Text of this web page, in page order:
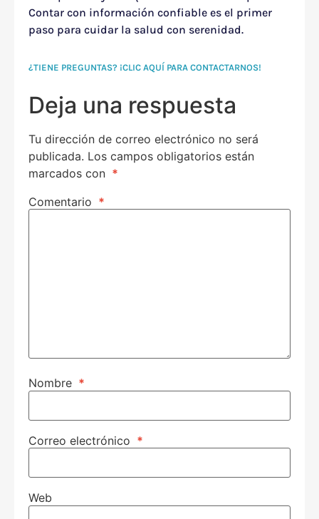
Contar con información confiable es el primer
paso para cuidar la salud con serenidad.
¿TIENE PREGUNTAS? ¡CLIC AQUÍ PARA CONTACTARNOS!
Deja una respuesta
Tu dirección de correo electrónico no será
publicada. Los campos obligatorios están
marcados con *
Comentario *
Nombre *
Correo electrónico *
Web